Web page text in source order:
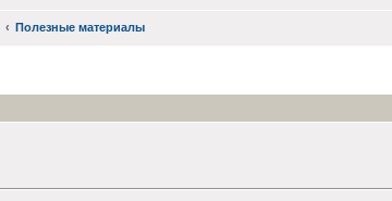
Полезные материалы